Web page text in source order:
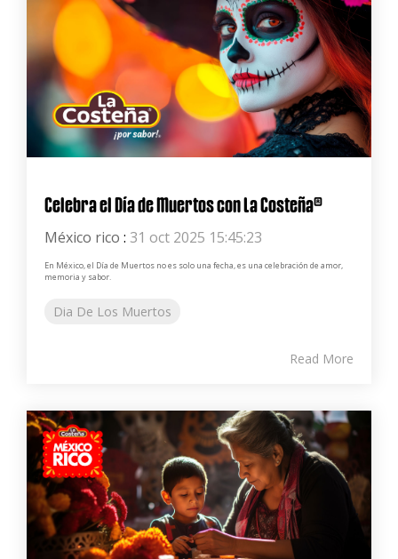
Celebra el Día de Muertos con La Costeña®
México rico : 31 oct 2025 15:45:23
En México, el Día de Muertos no es solo una fecha, es una celebración de amor,
memoria y sabor.
Dia De Los Muertos
Read More